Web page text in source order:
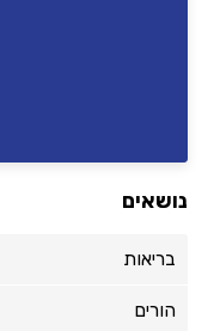
נושאים
בריאות
הורים